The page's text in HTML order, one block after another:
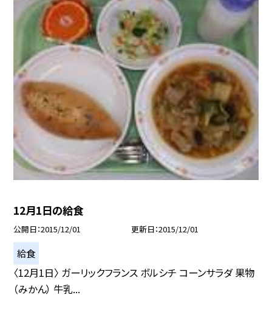
12月1日の給食
公開日 2015/12/01 更新日 2015/12/01
給食
〈12月1日〉 ガーリックフランス ボルシチ コーンサラダ 果物
（みかん） 牛乳...